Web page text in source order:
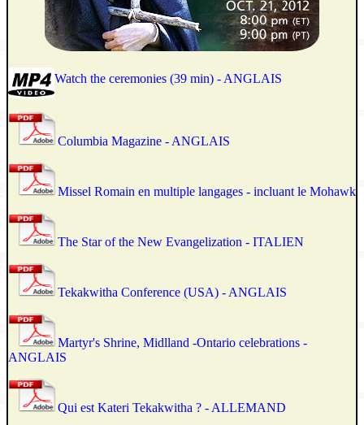
Watch the ceremonies (39 min) - ANGLAIS
Columbia Magazine - ANGLAIS
Missel Romain en multiple langages - incluant le Mohawk
The Star of the New Evangelization - ITALIEN
Tekakwitha Conference (USA) - ANGLAIS
Martyr's Shrine, Midlland -Ontario celebrations -
ANGLAIS
Qui est Kateri Tekakwitha ? - ALLEMAND